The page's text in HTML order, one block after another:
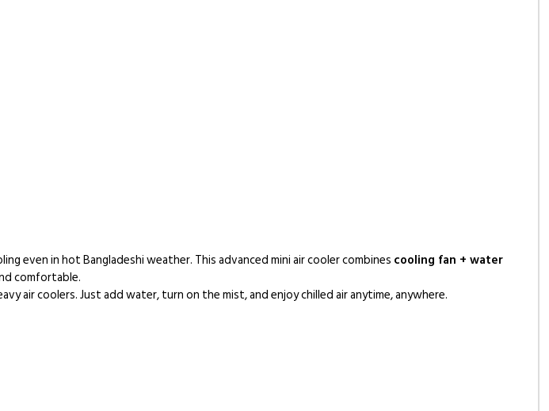
even in hot Bangladeshi weather. This advanced mini air cooler combines cooling fan + water
comfortable.
air coolers. Just add water, turn on the mist, and enjoy chilled air anytime, anywhere.